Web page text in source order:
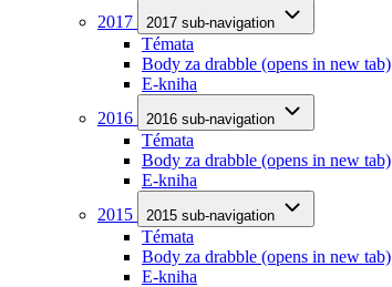
2017
2017 sub-navigation
Témata
Body za drabble (opens in new tab)
E-kniha
2016
2016 sub-navigation
Témata
Body za drabble (opens in new tab)
E-kniha
2015
2015 sub-navigation
Témata
Body za drabble (opens in new tab)
E-kniha